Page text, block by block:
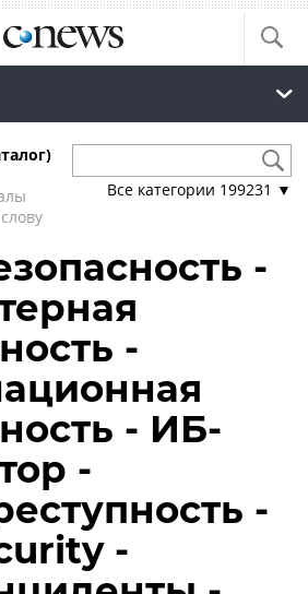
Все категории 199231 ▼
-
-
- ИБ-
-
-
-